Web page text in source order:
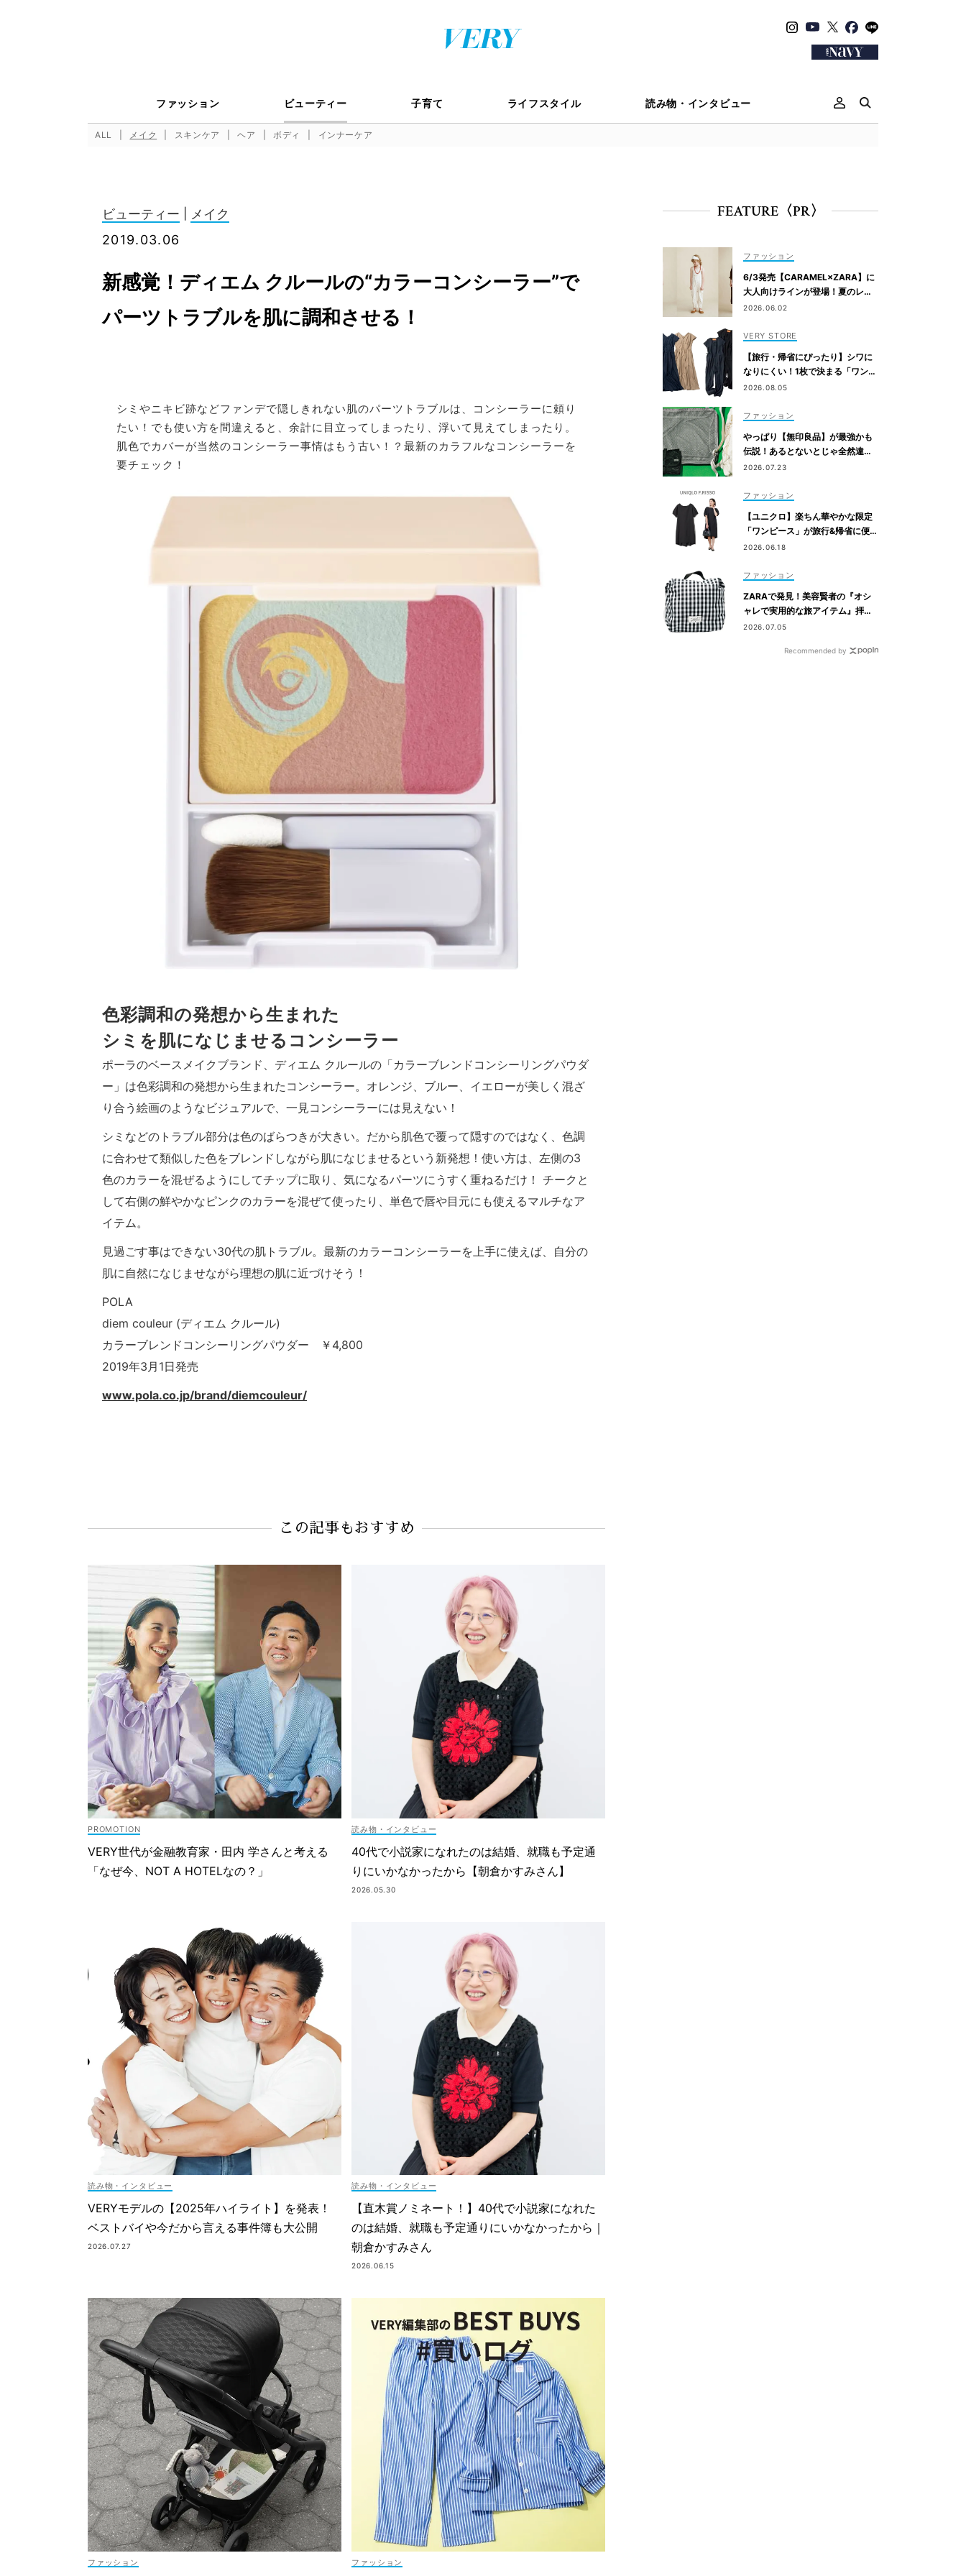
ファッション ビューティー 子育て ライフスタイル 読み物・インタビュー
ALL メイク スキンケア ヘア ボディ インナーケア
ビューティー
メイク
2019.03.06
新感覚！ディエム クルールの“カラーコンシーラー”で
パーツトラブルを肌に調和させる！
シミやニキビ跡などファンデで隠しきれない肌のパーツトラブルは、コンシーラーに頼り
たい！でも使い方を間違えると、余計に目立ってしまったり、浮いて見えてしまったり。
肌色でカバーが当然のコンシーラー事情はもう古い！？最新のカラフルなコンシーラーを
要チェック！
色彩調和の発想から生まれた
シミを肌になじませるコンシーラー
ポーラのベースメイクブランド、ディエム クルールの「カラーブレンドコンシーリングパウダ
ー」は色彩調和の発想から生まれたコンシーラー。オレンジ、ブルー、イエローが美しく混ざ
り合う絵画のようなビジュアルで、一見コンシーラーには見えない！
シミなどのトラブル部分は色のばらつきが大きい。だから肌色で覆って隠すのではなく、色調
に合わせて類似した色をブレンドしながら肌になじませるという新発想！使い方は、左側の3
色のカラーを混ぜるようにしてチップに取り、気になるパーツにうすく重ねるだけ！ チークと
して右側の鮮やかなピンクのカラーを混ぜて使ったり、単色で唇や目元にも使えるマルチなア
イテム。
見過ごす事はできない30代の肌トラブル。最新のカラーコンシーラーを上手に使えば、自分の
肌に自然になじませながら理想の肌に近づけそう！
POLA
diem couleur (ディエム クルール)
カラーブレンドコンシーリングパウダー ￥4,800
2019年3月1日発売
www.pola.co.jp/brand/diemcouleur/
この記事もおすすめ
VERY世代が金融教育家・田内 学さんと考える
「なぜ今、NOT A HOTELなの？」
読み物・インタビュー
40代で小説家になれたのは結婚、就職も予定通
りにいかなかったから【朝倉かすみさん】
2026.05.30
読み物・インタビュー
VERYモデルの【2025年ハイライト】を発表！
ベストバイや今だから言える事件簿も大公開
2026.07.27
読み物・インタビュー
【直木賞ノミネート！】40代で小説家になれた
のは結婚、就職も予定通りにいかなかったから｜
朝倉かすみさん
2026.06.15
ファッション ファッション
FEATURE〈PR〉
ファッション
6/3発売【CARAMEL×ZARA】に
大人向けラインが登場！夏のレジ
ャー・旅行にもおすすめ
2026.06.02
VERY STORE
【旅行・帰省にぴったり】シワに
なりにくい！1枚で決まる「ワンピ
&オールインワン」2選
2026.08.05
ファッション
やっぱり【無印良品】が最強かも
伝説！あるとないとじゃ全然違う
「旅のQOL爆上げアイテム」
2026.07.23
ファッション
【ユニクロ】楽ちん華やかな限定
「ワンピース」が旅行&帰省に便
利！6/19発売
2026.06.18
ファッション
ZARAで発見！美容賢者の『オシ
ャレで実用的な旅アイテム』拝
見！
2026.07.05
Recommended by